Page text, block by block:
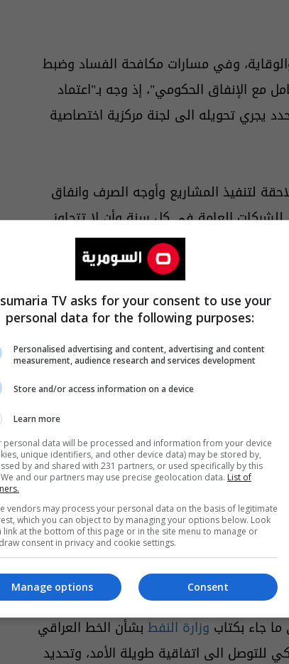
وفي مسارات مكافحة الفساد وضبط
مع الإنفاق الحكومي"، إذ وجه بـ"اعتماد
يجري تحويله الى لجنة مركزية اختصاصية
لتنفيذ المشاريع وأوجه الصرف وانفاق
للشركات العامة في كل سنة وأن لا تتجاوز
الى القضاء، كما أكد اهمية الاستعانة
ومراقبة الأموال الى نهاية توظيفها
تدوير المديرين العامين في مهامهم،
المطلوبة لإنجاز مهامه.
المقررات الآتية، منها دعماً من
بالطاقة، أقر مجلس الوزراء تجهيز أصحاب
المولدات الأهلية بمنتوج زيت الغاز بمعدل (40) لتراً شهرياً لكل (1 كي في اي) من الانتاج، للأشهر
الثلاثة القادمة، وبسعر (200) دينار للتر الواحد بدلاً من (400) دينار، وتهيئة كمية متوقعة للتجهيز تبلغ
الأمن الوطنيووزارة الكهرباء
التركي لمدة اربعة أشهر، وعدل
وزارة النفط بشأن الخط العراقي
للتوصل الى اتفاقية طويلة الأمد، وتحديد
TV asks for your consent to use your
personal data for the following purposes:
Personalised advertising and content, advertising and content
measurement, audience research and services development
Store and/or access information on a device
Learn more
personal data will be processed and information from your device
unique identifiers, and other device data) may be stored by,
by and shared with 231 partners, or used specifically by this
and our partners may use precise geolocation data. List of
vendors may process your personal data on the basis of legitimate
which you can object to by managing your options below. Look
link at the bottom of this page or in the site menu to manage or
consent in privacy and cookie settings.
Consent
Manage options